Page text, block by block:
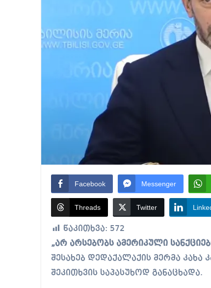
Facebook Messenger
Threads Twitter
წაკითხვა: 572
„არ არსებობს ამერიკული
შესახებ დედაქალაქის მერმა კახა
შეკითხვის საპასუხოდ განაცხადა.